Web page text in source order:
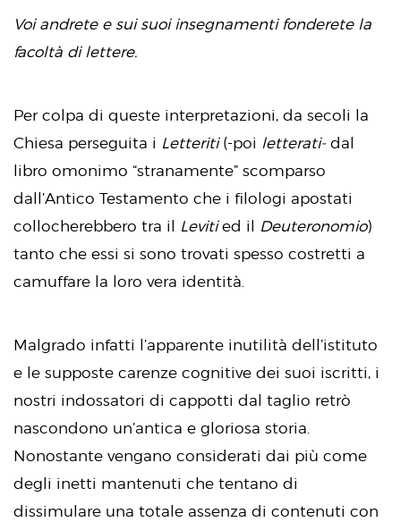
Voi andrete e sui suoi insegnamenti fonderete la
facoltà di lettere.
Per colpa di queste interpretazioni, da secoli la
Chiesa perseguita i Letteriti (-poi letterati- dal
libro omonimo “stranamente” scomparso
dall’Antico Testamento che i filologi apostati
collocherebbero tra il Levitied il Deuteronomio)
tanto che essi si sono trovati spesso costretti a
camuffare la loro vera identità.
Malgrado infatti l’apparente inutilità dell’istituto
e le supposte carenze cognitive dei suoi iscritti, i
nostri indossatori di cappotti dal taglio retrò
nascondono un’antica e gloriosa storia.
Nonostante vengano considerati dai più come
degli inetti mantenuti che tentano di
dissimulare una totale assenza di contenuti con